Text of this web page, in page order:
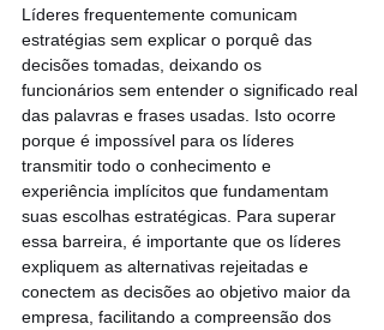
Líderes frequentemente comunicam
estratégias sem explicar o porquê das
decisões tomadas, deixando os
funcionários sem entender o significado real
das palavras e frases usadas. Isto ocorre
porque é impossível para os líderes
transmitir todo o conhecimento e
experiência implícitos que fundamentam
suas escolhas estratégicas. Para superar
essa barreira, é importante que os líderes
expliquem as alternativas rejeitadas e
conectem as decisões ao objetivo maior da
empresa, facilitando a compreensão dos